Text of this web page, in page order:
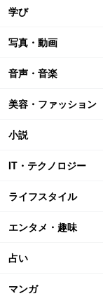
学び
写真・動画
音声・音楽
美容・ファッション
小説
IT・テクノロジー
ライフスタイル
エンタメ・趣味
占い
マンガ